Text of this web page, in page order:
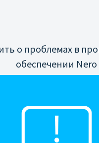
о проблемах в
обеспечении Nero